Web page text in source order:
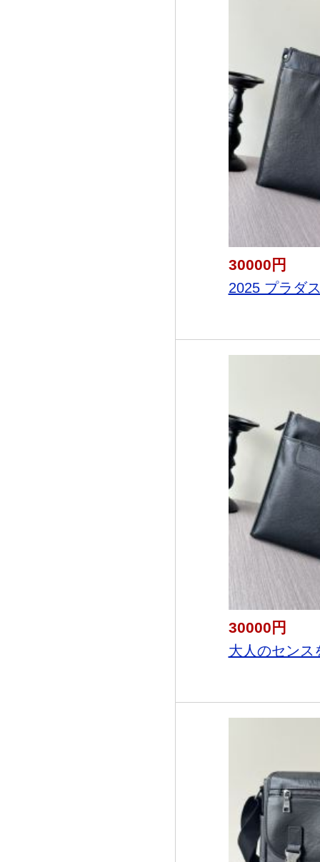
30000円
2025 プラダ
30000円
大人のセンス